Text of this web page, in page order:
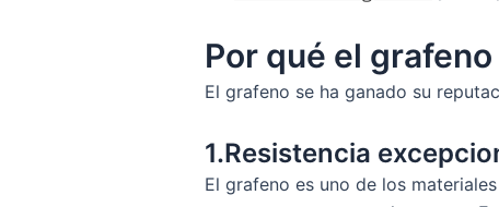
Por qué el
El grafeno se ha ganado su
1.Resistencia
El grafeno es uno de los